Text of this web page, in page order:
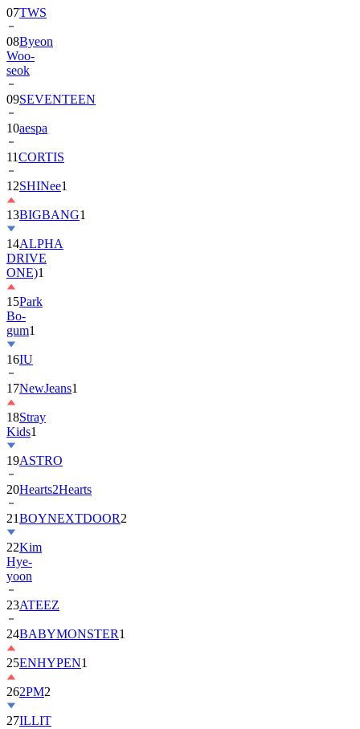
07TWS
08Byeon
Woo-
seok
09SEVENTEEN
10aespa
11CORTIS
12SHINee1
13BIGBANG1
14ALPHA
DRIVE
ONE)1
15Park
Bo-
gum1
16IU
17NewJeans1
18Stray
Kids1
19ASTRO
20Hearts2Hearts
21BOYNEXTDOOR2
22Kim
Hye-
yoon
23ATEEZ
24BABYMONSTER1
25ENHYPEN1
262PM2
27ILLIT